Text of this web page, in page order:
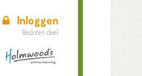
Inloggen
Besloten deel